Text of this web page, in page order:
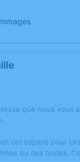
que nous
cet espace pour
ou des textes.